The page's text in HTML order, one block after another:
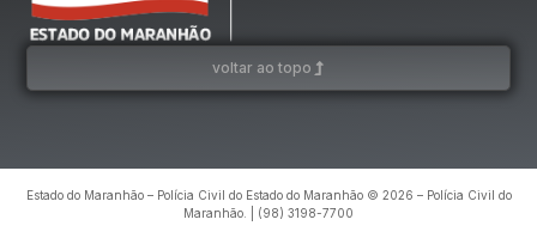
voltar ao topo
Estado do Maranhão – Polícia Civil do Estado do Maranhão © 2026 – Polícia Civil do
Maranhão. | (98) 3198-7700